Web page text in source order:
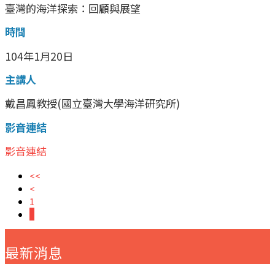
臺灣的海洋探索：回顧與展望
時間
104年1月20日
主講人
戴昌鳳教授(國立臺灣大學海洋研究所)
影音連結
影音連結
<<
<
1
最新消息